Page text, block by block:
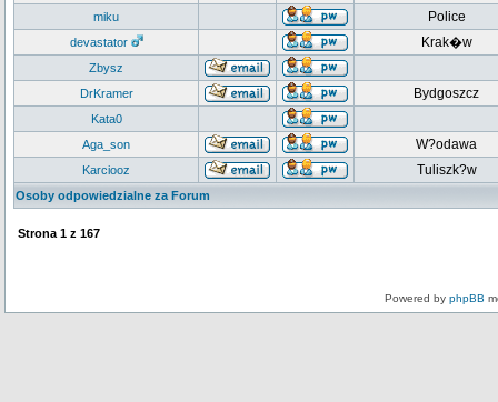
miku Police
devastator Krak�w
Zbysz
DrKramer
Bydgoszcz
Kata0
Aga_son
W?odawa
Karciooz Tuliszk?w
Osoby odpowiedzialne za Forum
Strona 1 z 167
Powered by phpBB